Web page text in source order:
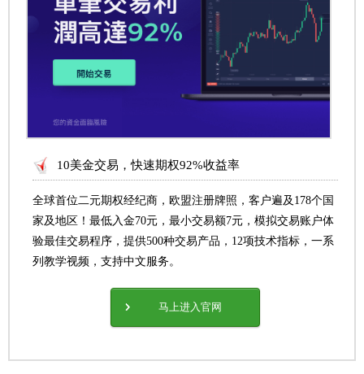
10美金交易，快速期权92%收益率
全球首位二元期权经纪商，欧盟注册牌照，客户遍及178个国
家及地区！最低入金70元，最小交易额7元，模拟交易账户体
验最佳交易程序，提供500种交易产品，12项技术指标，一系
列教学视频，支持中文服务。
马上进入官网